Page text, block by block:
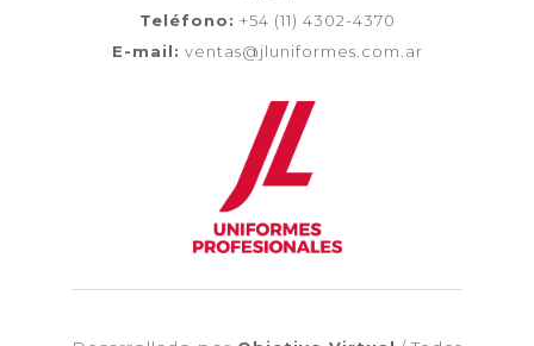
Teléfono: +54 (11) 4302-4370
E-mail: ventas@jluniformes.com.ar